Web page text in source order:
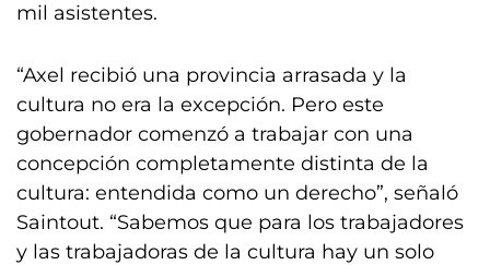
mil asistentes.
“Axel recibió una provincia arrasada y la
cultura no era la excepción. Pero este
gobernador comenzó a trabajar con una
concepción completamente distinta de la
cultura: entendida como un derecho”, señaló
Saintout. “Sabemos que para los trabajadores
y las trabajadoras de la cultura hay un solo